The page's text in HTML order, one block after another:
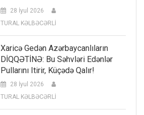
28 İyul 2026
TURAL KƏLBƏCƏRLİ
Xaricə Gedən Azərbaycanlıların
DİQQƏTİNƏ: Bu Səhvləri Edənlər
Pullarını Itirir, Küçədə Qalır!
28 İyul 2026
TURAL KƏLBƏCƏRLİ